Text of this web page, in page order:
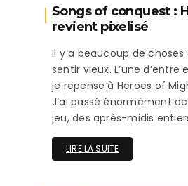
Songs of conquest :
revient pixelisé
Il y a beaucoup de
sentir vieux. L’une d’entre
je repense à Heroes of
J’ai passé énormément
jeu, des après-midis
LIRE LA SUITE